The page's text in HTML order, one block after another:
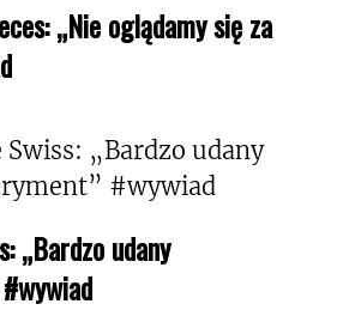
„Nie oglądamy się za
„Bardzo udany